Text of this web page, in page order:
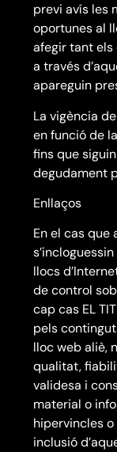
previ avís les
oportunes al
afegir tant
a través
apareguin
La vigència
en funció de
fins que
degudament
Enllaços
En el cas que
llocs
de control
cap cas EL
pels
lloc web aliè,
qualitat,
validesa i
material o
hipervincles
inclusió